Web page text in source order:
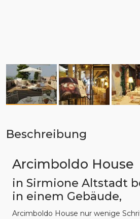
Beschreibung
Arcimboldo House
in Sirmione Altstadt
in einem Gebäude,
Arcimboldo House nur wenige